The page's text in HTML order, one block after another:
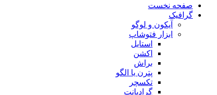
صفحه نخست
گرافیک
آیکون و لوگو
ابزار فتوشاپ
استایل
اکشن
براش
پترن یا الگو
تکسچر
گرادیانت